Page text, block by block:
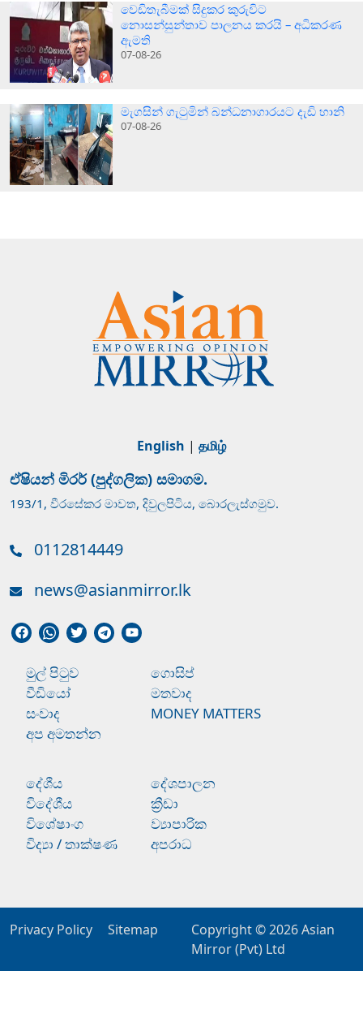
වෙඩිතැබීමක් සිදුකර කුරුවිට
නොසන්සුන්තාව පාලනය කරයි – අධිකරණ
ඇමති
07-08-26
මැගසින් ගැටුමින් බන්ධනාගාරයට දැඩි හානි
07-08-26
English | தமிழ்
ඒෂියන් මිරර් (පුද්ගලික) සමාගම.
193/1, වීරසේකර මාවත, දිවුලපිටිය, බොරලැස්ගමුව.
0112814449
news@asianmirror.lk
මුල් පිටුව
ගොසිප්
වීඩියෝ
මතවාද
සංවාද
MONEY MATTERS
අප අමතන්න
දේශීය
දේශපාලන
විදේශීය
ක්‍රීඩා
විශේෂාංග
ව්‍යාපාරික
විද්‍යා / තාක්ෂණ
අපරාධ
Privacy Policy Sitemap Copyright © 2026Asian
Mirror (Pvt) Ltd